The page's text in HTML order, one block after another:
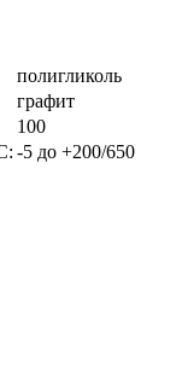
полигликоль
графит
100
-5 до +200/650